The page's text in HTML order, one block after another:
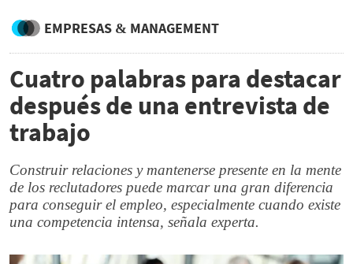
EMPRESAS & MANAGEMENT
Cuatro palabras para destacar
después de una entrevista de
trabajo
Construir relaciones y mantenerse presente en la mente
de los reclutadores puede marcar una gran diferencia
para conseguir el empleo, especialmente cuando existe
una competencia intensa, señala experta.